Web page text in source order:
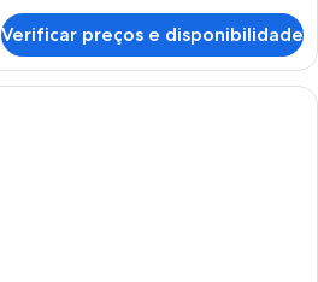
Verificar preços e disponibilidade
Quarto de hotel moderno com uma